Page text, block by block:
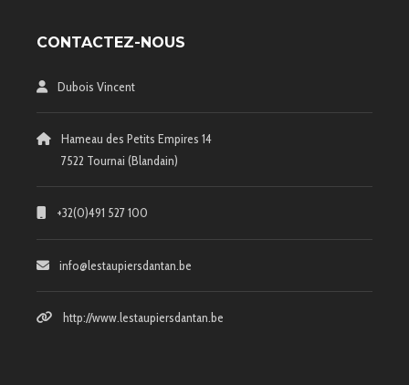
CONTACTEZ-NOUS
Dubois Vincent
Hameau des Petits Empires 14
7522 Tournai (Blandain)
+32(0)491 527 100
info@lestaupiersdantan.be
http://www.lestaupiersdantan.be